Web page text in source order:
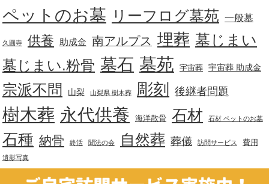
ペットのお墓 リーフログ墓苑 一般墓
久圓寺 供養 助成金 南アルプス 埋葬 墓じまい
墓じまい.粉骨 墓石 墓苑 宇宙葬 宇宙葬 助成金
宗派不問 山梨 山梨県 樹木葬 彫刻 後継者問題
樹木葬 永代供養 海洋散骨 石材 石材 ペットのお墓
石種 納骨 終活 聞法の会 自然葬 葬儀 訪問サービス 費用
遺影写真